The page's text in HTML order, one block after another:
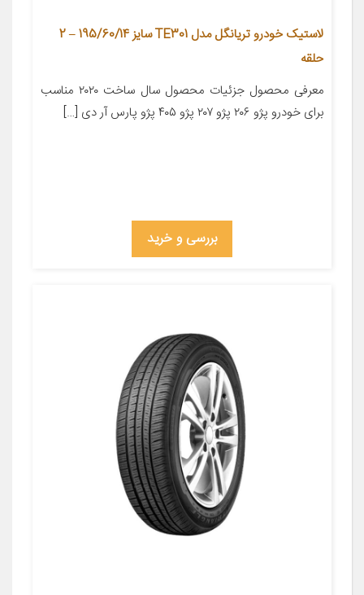
لاستیک خودرو تریانگل مدل TE301 سایز 195/60/14 – 2
حلقه
معرفی محصول جزئیات محصول سال ساخت ۲۰۲۰ مناسب
برای خودرو پژو ۲۰۶ پژو ۲۰۷ پژو ۴۰۵ پژو پارس آر دی […]
بررسی و خرید